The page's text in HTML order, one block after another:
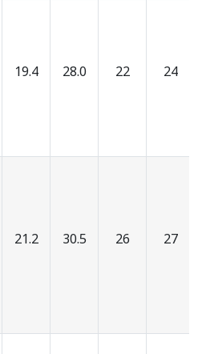
19.4 28.0 22 24
21.2 30.5 26 27